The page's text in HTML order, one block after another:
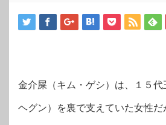
金介屎（キム・ゲシ）は、１５
ヘグン）を裏で支えていた女性だ